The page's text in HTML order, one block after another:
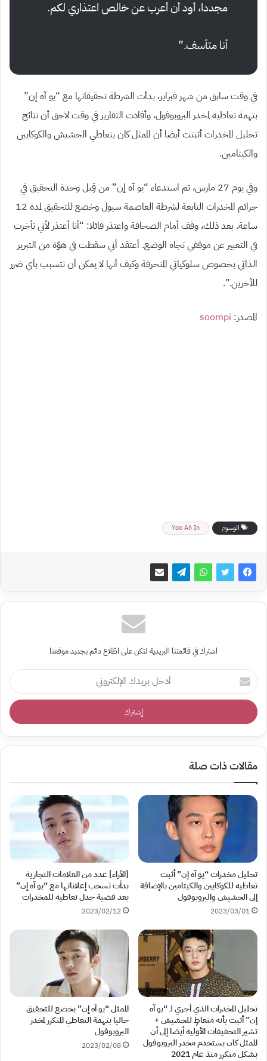
مجددا، أود أن أعرب عن خالص اعتذاري لكم.
أنا متأسف.”
في وقت سابق من شهر فبراير، بدأت الشرطة تحقيقاتها مع “يو آه إن”
بتهمة تعاطيه لمخدر البروبوفول، وأفادت التقارير في وقت لاحق أن نتائج
تحليل المخدرات أثبتت أيضا أن الممثل كان يتعاطي الحشيش والكوكايين
والكيتامين.
وفي يوم 27 مارس، تم استدعاء “يو آه إن” من قِبل وحدة التحقيق في
جرائم المخدرات التابعة لشرطة العاصمة سيول وخضع للتحقيق لمدة 12
ساعة. بعد ذلك، وقف أمام الصحافة واعتذر قائلا:
“أنا أعتذر لأني تأخرت
في التعبير عن موقفي تجاه الوضع. أعتقد أني سقطت في هوّة من التبرير
الذاتي بخصوص سلوكياتي المنحرفة وكيف أنها لا يمكن أن تتسبب بأي ضرر
للآخرين.”.
المصدر: soompi
الوسوم Yoo Ah In
اشترك في قائمتنا البريدية لتكن على اطّلاع دائم بجديد موقعنا
أدخل
بريدك
الإلكتروني
مقالات ذات صلة
تحليل مخدرات “يو آه إن” أثبت
تعاطيه للكوكايين والكيتامين بالإضافة
إلى الحشيش والبروبوفول
2023/03/01
[الآراء] عدد من العلامات التجارية
بدأت تسحب إعلاناتها مع “يو آه إن”
بعد قضية جدل تعاطيه للمخدرات
2023/02/12
تحليل المخدرات الذي أجري لـ “يو آه
إن” أثبت بأنه متعاطٍ للحشيش +
تشير التحقيقات الأولية أيضا إلى أن
الممثل كان يستخدم مخدر البروبوفول
بشكل متكرر منذ عام 2021
الممثل “يو آه إن” يخضع للتحقيق
حاليا بتهمة التعاطي المتكرر لمخدر
البروبوفول
2023/02/08